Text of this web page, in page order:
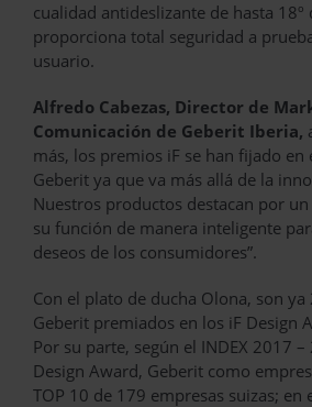
cualidad antideslizante de hasta 18º
proporciona total seguridad a
usuario.
Alfredo Cabezas, Director de
Comunicación de Geberit Iberia,
más, los premios iF se han fijado en
Geberit ya que va más allá de la
Nuestros productos destacan por
su función de manera inteligente
deseos de los consumidores”.
Con el plato de ducha Olona, son
Geberit premiados en los iF Design
Por su parte, según el INDEX 2017
Design Award, Geberit como
TOP 10 de 179 empresas suizas; en